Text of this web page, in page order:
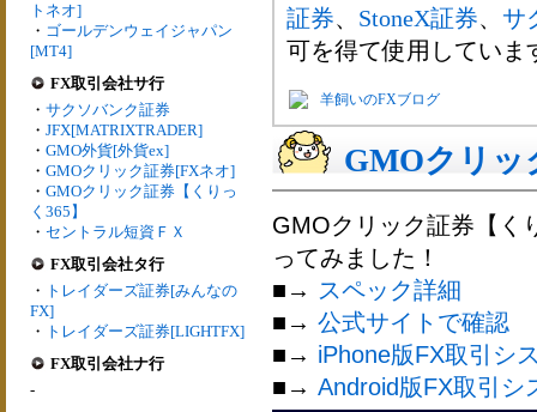
トネオ]
・ ゴールデンウェイジャパン
[MT4]
FX取引会社サ行
・ サクソバンク証券
・ JFX[MATRIXTRADER]
・ GMO外貨[外貨ex]
・ GMOクリック証券[FXネオ]
・ GMOクリック証券【くりっ
く365】
・ セントラル短資ＦＸ
FX取引会社タ行
・ トレイダーズ証券[みんなの
FX]
・ トレイダーズ証券[LIGHTFX]
FX取引会社ナ行
-
証券、 StoneX証券、 サ
可を得て使用していま
羊飼いのFXブログ
GMOクリッ
GMOクリック証券【く
ってみました！
■→ スペック詳細
■→ 公式サイトで確認
■→ iPhone版FX取引シ
■→ Android版FX取引シ